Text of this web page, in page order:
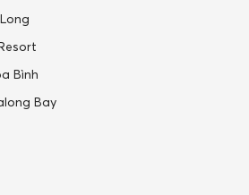
Bình
Bay